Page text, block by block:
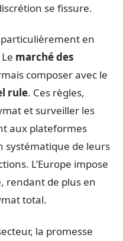
se fissure.
en
marché des
composer avec le
rule. Ces règles,
et surveiller les
aux plateformes
systématique de leurs
L’Europe impose
rendant de plus en
total.
la promesse